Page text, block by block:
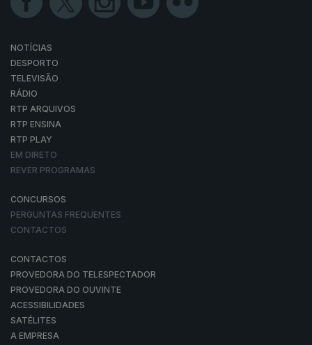
NOTÍCIAS
DESPORTO
TELEVISÃO
RÁDIO
RTP ARQUIVOS
RTP ENSINA
RTP PLAY
EM DIRETO
REVER PROGRAMAS
CONCURSOS
PERGUNTAS FREQUENTES
CONTACTOS
CONTACTOS
PROVEDORA DO TELESPECTADOR
PROVEDORA DO OUVINTE
ACESSIBILIDADES
SATÉLITES
A EMPRESA